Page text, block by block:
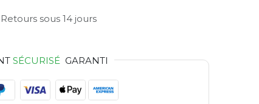
Retours sous 14 jours
SÉCURISÉ GARANTI